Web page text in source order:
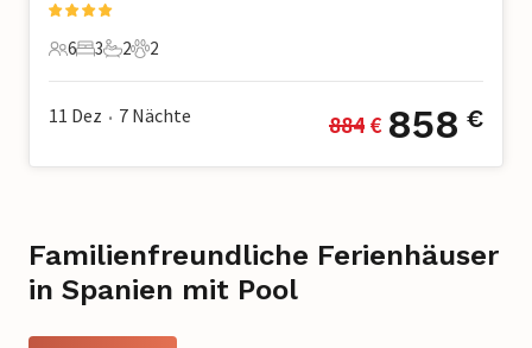
6 Gäste
6
3 Schlafzimmer
3
2 Badezimmer
2
2 Haustiere
2
11 Dez • 7 Nächte 884 € 858 €
Familienfreundliche Ferienhäuser
in Spanien mit Pool